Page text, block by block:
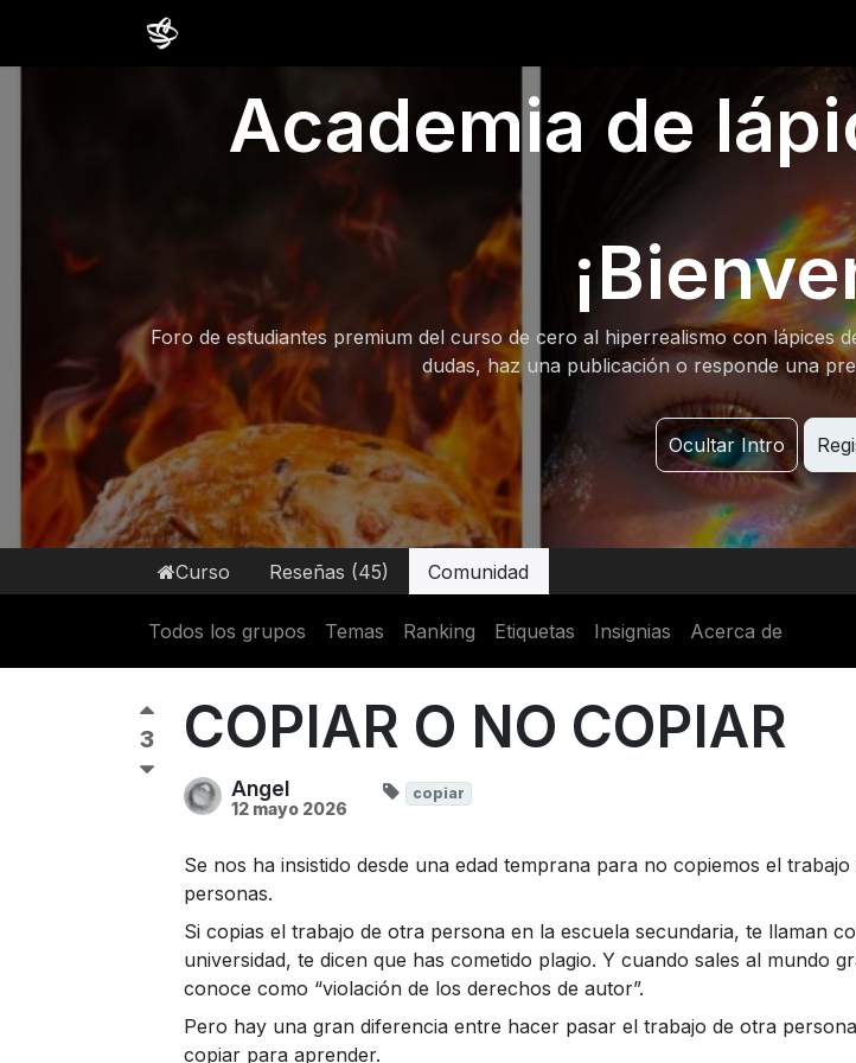
Academia de
Foro de estudiantes premium del curso de cero al hiperrealismo con
dudas, haz una publicación o responde una
Ocultar Intro
Curso Reseñas (45) Comunidad
Todos los grupos Temas Ranking Etiquetas Insignias Acerca de
3 COPIAR O NO COPIAR
Angel
12 mayo 2026
copiar
Se nos ha insistido desde una edad temprana para no copiemos el trabajo
personas.
Si copias el trabajo de otra persona en la escuela secundaria, te llaman
universidad, te dicen que has cometido plagio. Y cuando sales al mundo
conoce como “violación de los derechos de autor”.
Pero hay una gran diferencia entre hacer pasar el trabajo de otra
copiar para aprender.